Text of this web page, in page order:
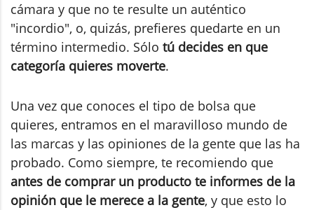
cámara y que no te resulte un auténtico
"incordio", o, quizás, prefieres quedarte en un
término intermedio. Sólo tú decides en que
categoría quieres moverte.
Una vez que conoces el tipo de bolsa que
quieres, entramos en el maravilloso mundo de
las marcas y las opiniones de la gente que las ha
probado. Como siempre, te recomiendo que
antes de comprar un producto te informes de la
opinión que le merece a la gente, y que esto lo